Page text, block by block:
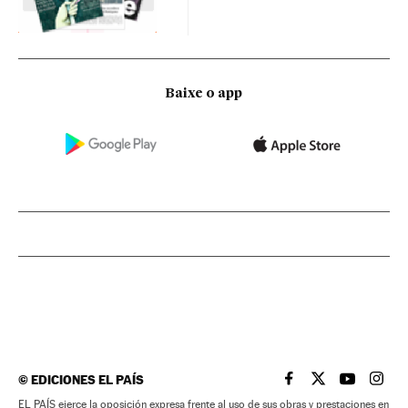
Baixe o app
©EDICIONES EL PAÍS EL PAÍS BRASIL EN
EL PAÍSEL PAÍS
EL
EL PAÍS ejerce la oposición expresa frente al uso de sus obras y prestaciones en